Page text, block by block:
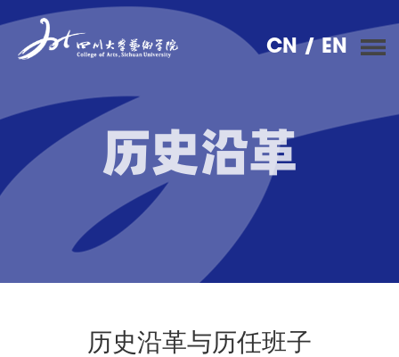
/ EN
CN
历史沿革
历史沿革与历任班子